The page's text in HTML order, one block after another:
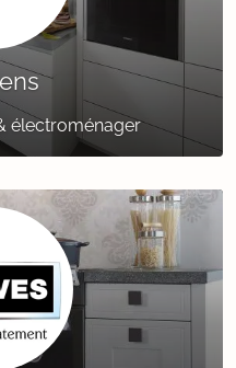
électroménager